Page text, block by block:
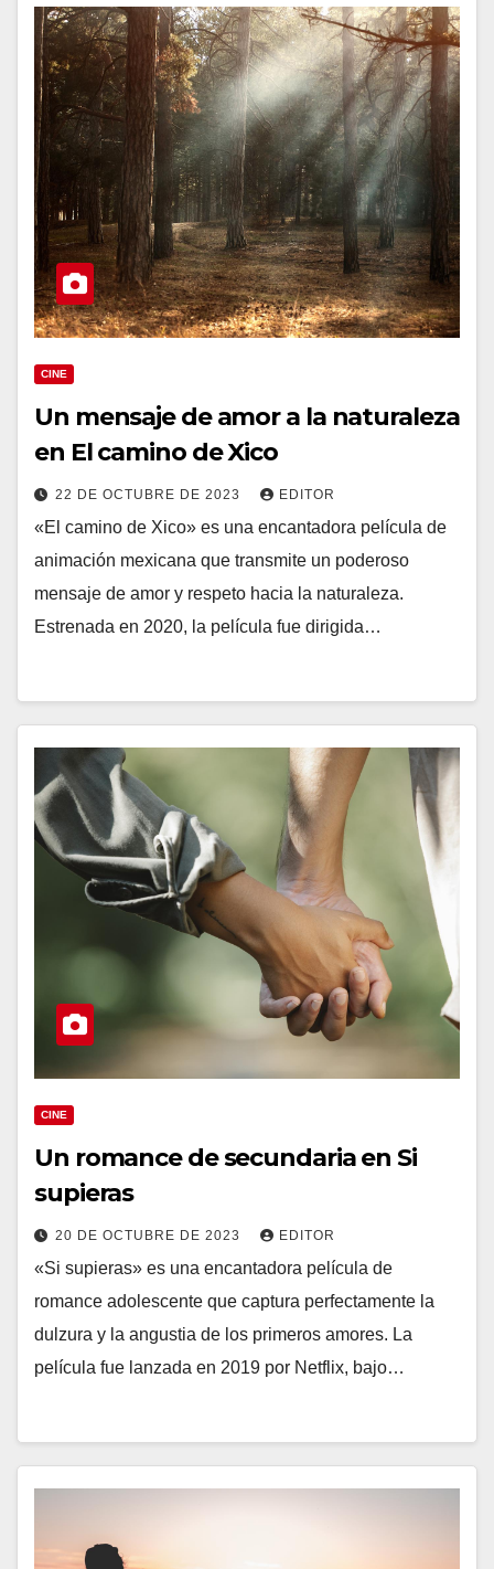
CINE
Un mensaje de amor a la naturaleza
en El camino de Xico
22 DE OCTUBRE DE 2023 EDITOR
«El camino de Xico» es una encantadora película de
animación mexicana que transmite un poderoso
mensaje de amor y respeto hacia la naturaleza.
Estrenada en 2020, la película fue dirigida…
CINE
Un romance de secundaria en Si
supieras
20 DE OCTUBRE DE 2023 EDITOR
«Si supieras» es una encantadora película de
romance adolescente que captura perfectamente la
dulzura y la angustia de los primeros amores. La
película fue lanzada en 2019 por Netflix, bajo…